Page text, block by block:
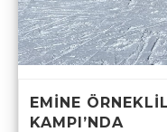
EMİNE
KAMPI’NDA